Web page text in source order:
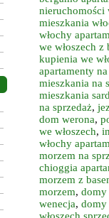
nieruchomości
mieszkania
włochy
we włoszech z
kupienia we
apartamenty
mieszkania na
mieszkania
na sprzedaż,
dom werona,
we włoszech,
włochy
morzem na
chioggia
morzem z
morzem, domy
wenecja, domy